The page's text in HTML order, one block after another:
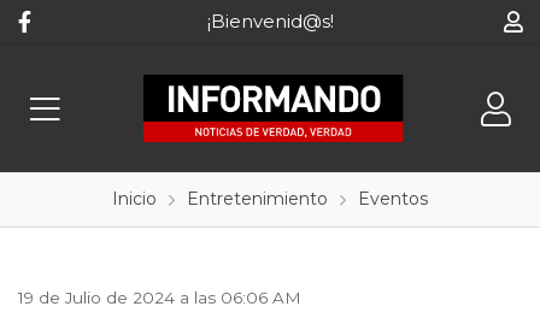
¡Bienvenid@s!
Inicio Entretenimiento Eventos
19 de Julio de 2024 a las 06:06 AM